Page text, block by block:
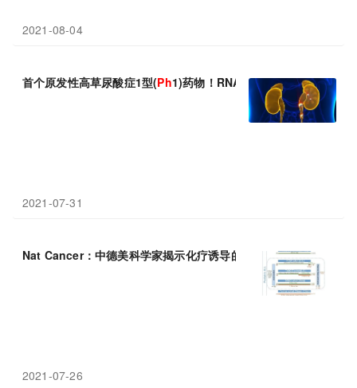
2021-08-04
首个原发性高草尿酸症1型(Ph1)药物！RNAi疗法Oxlumo治疗晚
2021-07-31
Nat Cancer：中德美科学家揭示化疗诱导的突变导致ALL白血病
2021-07-26